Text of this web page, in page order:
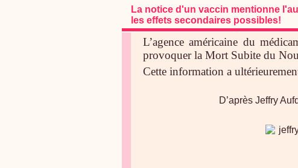
La notice d'un vaccin mentionne
les effets secondaires possibles!
L’agence américaine du
provoquer la Mort Subite du
Cette information a
D’après Jeffry